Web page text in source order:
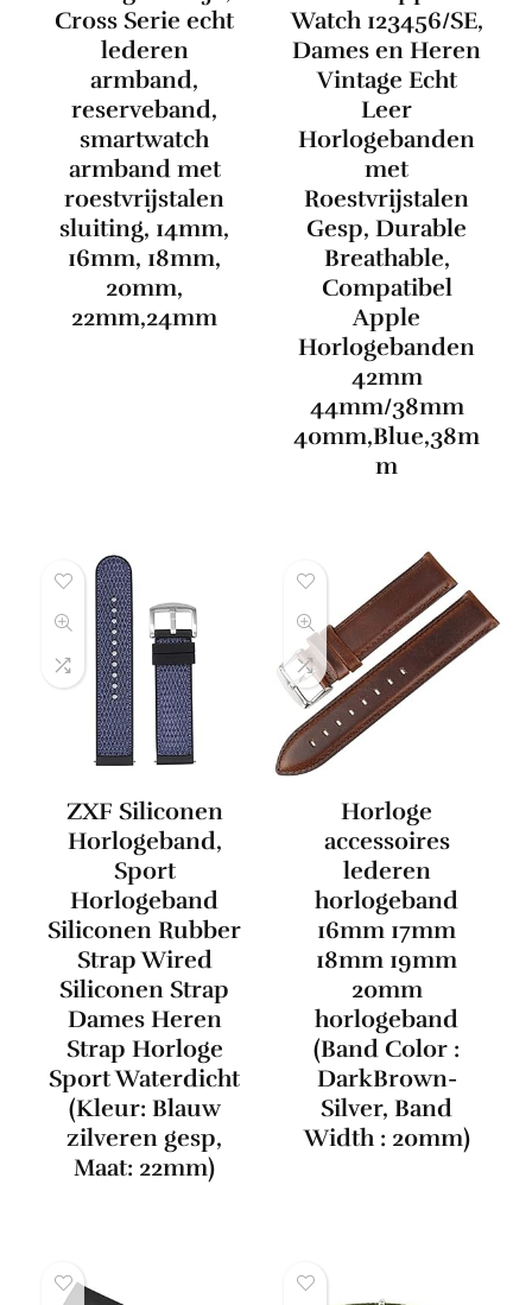
Cross Serie echt
lederen
armband,
reserveband,
smartwatch
armband met
roestvrijstalen
sluiting, 14mm,
16mm, 18mm,
20mm,
22mm,24mm
Watch 123456/SE,
Dames en Heren
Vintage Echt
Leer
Horlogebanden
met
Roestvrijstalen
Gesp, Durable
Breathable,
Compatibel
Apple
Horlogebanden
42mm
44mm/38mm
40mm,Blue,38m
m
ZXF Siliconen
Horlogeband,
Sport
Horlogeband
Siliconen Rubber
Strap Wired
Siliconen Strap
Dames Heren
Strap Horloge
Sport Waterdicht
(Kleur: Blauw
zilveren gesp,
Maat: 22mm)
Horloge
accessoires
lederen
horlogeband
16mm 17mm
18mm 19mm
20mm
horlogeband
(Band Color :
DarkBrown-
Silver, Band
Width : 20mm)